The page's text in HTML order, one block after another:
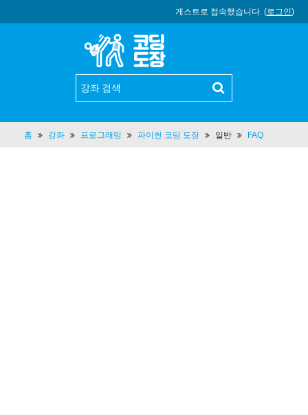
게스트로 접속했습니다. (로그인)
홈 강좌 프로그래밍 파이썬 코딩 도장 일반 FAQ